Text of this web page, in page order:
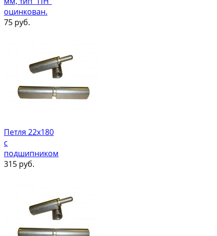
оцинкован.
75 руб.
Петля 22х180
с
подшипником
315 руб.